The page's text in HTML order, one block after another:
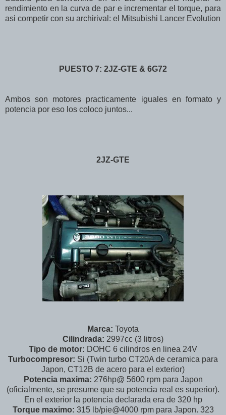
rendimiento en la curva de par e incrementar el torque, para
asi competir con su archirival: el Mitsubishi Lancer Evolution
PUESTO 7: 2JZ-GTE & 6G72
Ambos son motores practicamente iguales en formato y
potencia por eso los coloco juntos...
2JZ-GTE
Marca: Toyota
Cilindrada: 2997cc (3 litros)
Tipo de motor: DOHC 6 cilindros en linea 24V
Turbocompresor: Si (Twin turbo CT20A de ceramica para
Japon, CT12B de acero para el exterior)
Potencia maxima: 276hp@ 5600 rpm para Japon
(oficialmente, se presume que su potencia real es superior).
En el exterior la potencia declarada era de 320 hp
Torque maximo: 315 lb/pie@4000 rpm para Japon. 323